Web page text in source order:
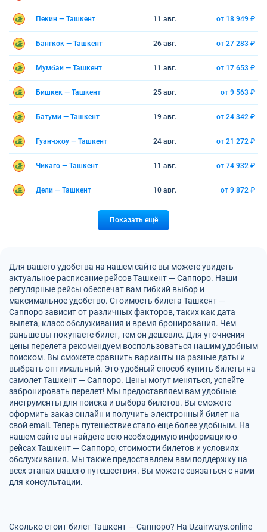
Пекин — Ташкент 11 авг. от 18 949 ₽
Бангкок — Ташкент 26 авг. от 27 283 ₽
Мумбаи — Ташкент 11 авг. от 17 653 ₽
Бишкек — Ташкент 25 авг. от 9 563 ₽
Батуми — Ташкент 19 авг. от 24 342 ₽
Гуанчжоу — Ташкент 24 авг. от 21 272 ₽
Чикаго — Ташкент 11 авг. от 74 932 ₽
Дели — Ташкент 10 авг. от 9 872 ₽
Показать ещё
Для вашего удобства на нашем сайте вы можете увидеть
актуальное расписание рейсов Ташкент — Саппоро. Наши
регулярные рейсы обеспечат вам гибкий выбор и
максимальное удобство. Стоимость билета Ташкент —
Саппоро зависит от различных факторов, таких как дата
вылета, класс обслуживания и время бронирования. Чем
раньше вы покупаете билет, тем он дешевле. Для уточнения
цены перелета рекомендуем воспользоваться нашим удобным
поиском. Вы сможете сравнить варианты на разные даты и
выбрать оптимальный. Это удобный способ купить билеты на
самолет Ташкент — Саппоро. Цены могут меняться, успейте
забронировать перелет! Мы предоставляем вам удобные
инструменты для поиска и выбора билетов. Вы сможете
оформить заказ онлайн и получить электронный билет на
свой email. Теперь путешествие стало еще более удобным. На
нашем сайте вы найдете всю необходимую информацию о
рейсах Ташкент — Саппоро, стоимости билетов и условиях
обслуживания. Мы также предоставляем вам поддержку на
всех этапах вашего путешествия. Вы можете связаться с нами
для консультации.
Сколько стоит билет Ташкент — Саппоро? На Uzairways.online